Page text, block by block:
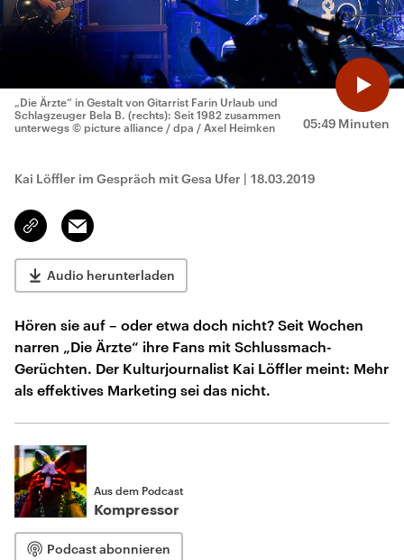
05:49 Minuten
„Die Ärzte“ in Gestalt von Gitarrist Farin Urlaub und
Schlagzeuger Bela B. (rechts): Seit 1982 zusammen
unterwegs © picture alliance / dpa / Axel Heimken
Kai Löffler im Gespräch mit Gesa Ufer | 18.03.2019
Link
kopieren/teilen
Email
Audio herunterladen
Hören sie auf – oder etwa doch nicht? Seit Wochen
narren „Die Ärzte“ ihre Fans mit Schlussmach-
Gerüchten. Der Kulturjournalist Kai Löffler meint: Mehr
als effektives Marketing sei das nicht.
Aus dem Podcast
Kompressor
Podcast abonnieren